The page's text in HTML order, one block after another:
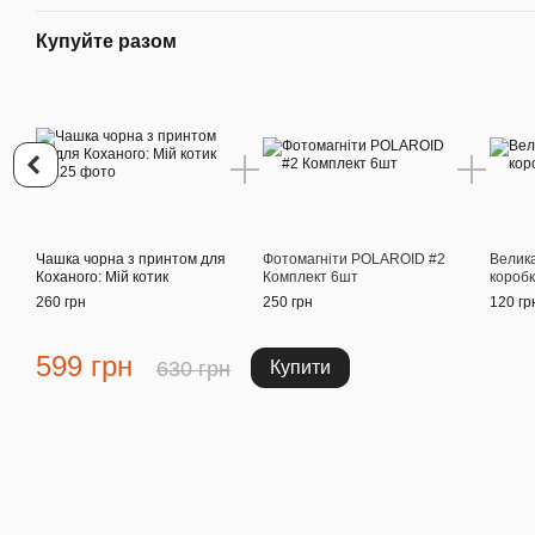
Купуйте разом
Чашка чорна з принтом для
Коханого: Мій котик
260 грн
Фотомагніти POLAROID #2
Комплект 6шт
250 грн
120
599 грн 630 грн Купити